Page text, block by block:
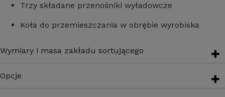
Trzy składane przenośniki wyładowcze
Koła do przemieszczania w obrębie wyrobiska
Wymiary i masa zakładu sortującego
Opcje